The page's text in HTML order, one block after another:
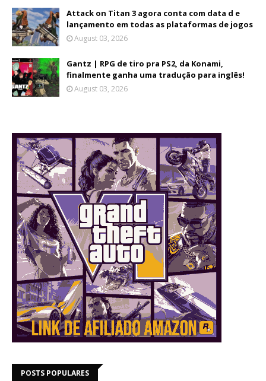
Attack on Titan 3 agora conta com data d e
lançamento em todas as plataformas de jogos
August 03, 2026
Gantz | RPG de tiro pra PS2, da Konami,
finalmente ganha uma tradução para inglês!
August 03, 2026
POSTS POPULARES